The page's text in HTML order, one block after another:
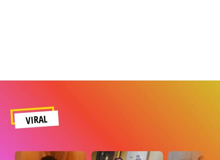
VIRAL